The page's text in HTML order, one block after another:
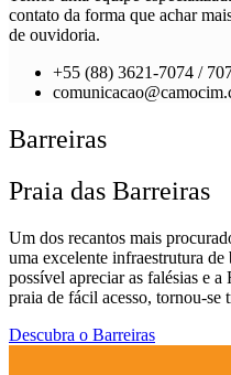
contato da forma que achar
de ouvidoria.
+55 (88) 3621-7074 /
Barreiras
Praia das Barreiras
Um dos recantos mais
uma excelente infraestrutura de
possível apreciar as falésias e
praia de fácil acesso, tornou-se
Descubra o Barreiras